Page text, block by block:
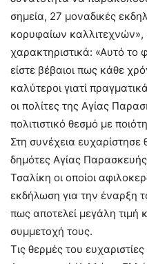
σημεία, 27 μοναδικές
κορυφαίων
χαρακτηριστικά: «Αυτό το
είστε βέβαιοι πως κάθε
καλύτεροι γιατί
οι πολίτες της Αγίας
πολιτιστικό θεσμό με
Στη συνέχεια ευχαρίστησε
δημότες Αγίας
Τσαλίκη οι οποίοι
εκδήλωση για την έναρξη
πως αποτελεί μεγάλη τιμή
συμμετοχή τους.
Τις θερμές του